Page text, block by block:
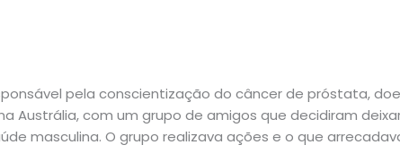
pela conscientização do câncer de próstata,
Austrália, com um grupo de amigos que decidiram
masculina. O grupo realizava ações e o que